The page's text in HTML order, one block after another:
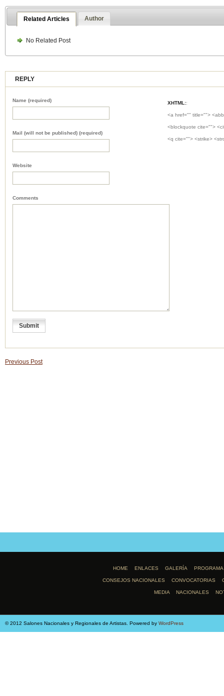
Related Articles Author
No Related Post
REPLY
XHTML::
<a href="" title="">
<blockquote cite="">
<q cite=""> <strike>
Name (required)
Mail (will not be published) (required)
Website
Comments
Previous Post
HOME ENLACES GALERÍA PROGRAMA
CONSEJOS NACIONALES CONVOCATORIAS
MEDIA NACIONALES
© 2012 Salones Nacionales y Regionales de Artistas. Powered by WordPress